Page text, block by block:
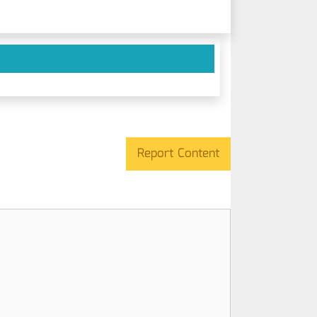
Report Content